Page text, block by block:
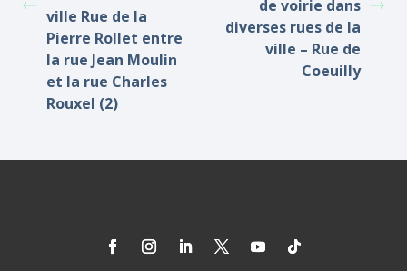
ville Rue de la
Pierre Rollet entre
la rue Jean Moulin
et la rue Charles
Rouxel (2)
de voirie dans
diverses rues de la
ville – Rue de
Coeuilly